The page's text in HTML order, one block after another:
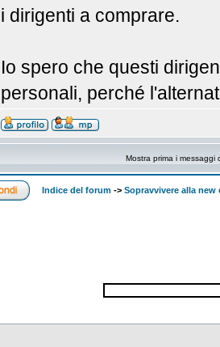
i dirigenti a comprare.
Io spero che questi
personali, perché
Mostra prima i messaggi
Indice del forum -> Sopravvivere alla new